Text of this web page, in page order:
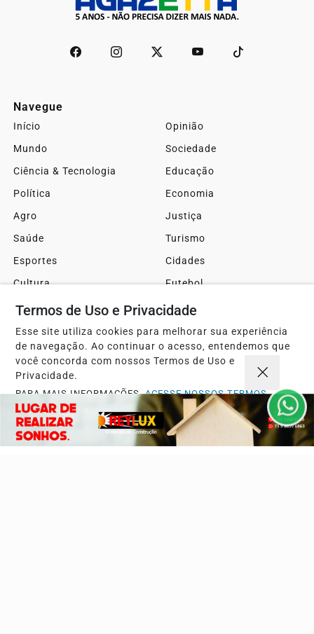
Navegue
Início
Opinião
Mundo
Sociedade
Ciência & Tecnologia
Educação
Política
Economia
Agro
Justiça
Saúde
Turismo
Esportes
Cidades
Cultura
Futebol
Sobre
FAQ
Contato
Pesquisar Notícia
Painel do Leitor
Termos de Uso e Privacidade
Esse site utiliza cookies para melhorar sua experiência
de navegação. Ao continuar o acesso, entendemos que
você concorda com nossos Termos de Uso e
Privacidade.
PARA MAIS INFORMAÇÕES,ACESSE NOSSOS TERMOS
CLICANDO AQUI
PROSSEGUIR